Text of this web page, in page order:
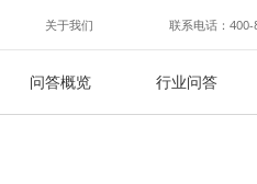
关于我们 联系电话：400-
问答概览 行业问答